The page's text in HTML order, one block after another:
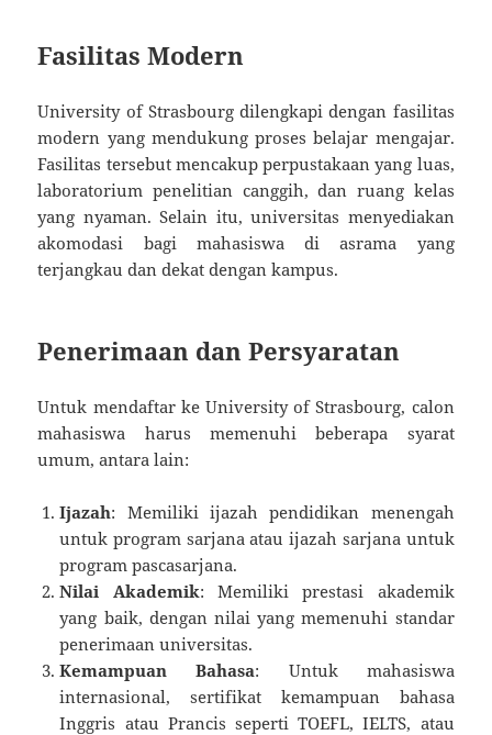
Fasilitas Modern
University of Strasbourg dilengkapi dengan fasilitas
modern yang mendukung proses belajar mengajar.
Fasilitas tersebut mencakup perpustakaan yang luas,
laboratorium penelitian canggih, dan ruang kelas
yang nyaman. Selain itu, universitas menyediakan
akomodasi bagi mahasiswa di asrama yang
terjangkau dan dekat dengan kampus.
Penerimaan dan Persyaratan
Untuk mendaftar ke University of Strasbourg, calon
mahasiswa harus memenuhi beberapa syarat
umum, antara lain:
Ijazah: Memiliki ijazah pendidikan menengah
untuk program sarjana atau ijazah sarjana untuk
program pascasarjana.
Nilai Akademik: Memiliki prestasi akademik
yang baik, dengan nilai yang memenuhi standar
penerimaan universitas.
Kemampuan Bahasa: Untuk mahasiswa
internasional, sertifikat kemampuan bahasa
Inggris atau Prancis seperti TOEFL, IELTS, atau